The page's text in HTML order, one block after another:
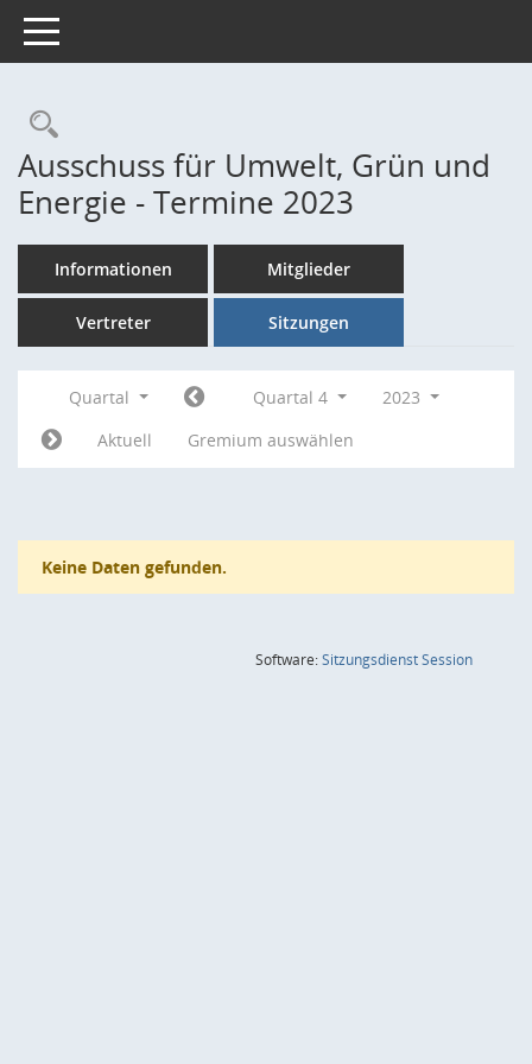
Toggle navigation
Rechercheauswahl
Ausschuss für Umwelt, Grün und
Energie - Termine 2023
Informationen Mitglieder
Vertreter Sitzungen
Quartal Quartal 4
2023
Aktuell
Gremium auswählen
Keine Daten gefunden.
Software:SitzungsdienstSession(Wird in